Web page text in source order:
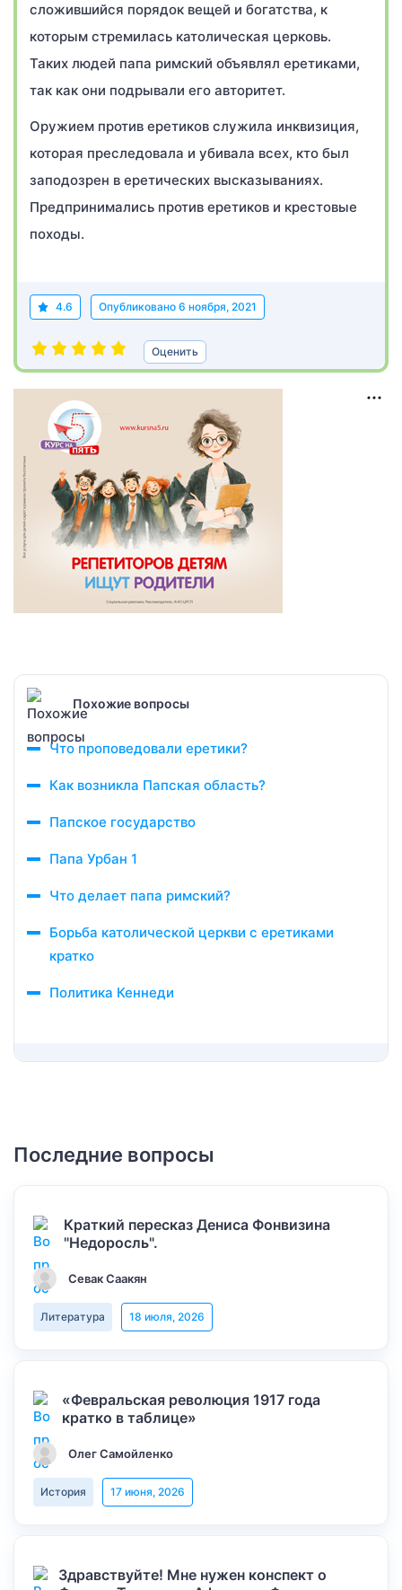
сложившийся порядок вещей и богатства, к
которым стремилась католическая церковь.
Таких людей папа римский объявлял еретиками,
так как они подрывали его авторитет.
Оружием против еретиков служила инквизиция,
которая преследовала и убивала всех, кто был
заподозрен в еретических высказываниях.
Предпринимались против еретиков и крестовые
походы.
4.6 Опубликовано 6 ноября, 2021
Оценить
Похожие вопросы
Что проповедовали еретики?
Как возникла Папская область?
Папское государство
Папа Урбан 1
Что делает папа римский?
Борьба католической церкви с еретиками
кратко
Политика Кеннеди
Последние вопросы
Краткий пересказ Дениса Фонвизина
"Недоросль".
Севак Саакян
Литература 18 июля, 2026
«Февральская революция 1917 года
кратко в таблице»
Олег Самойленко
История 17 июня, 2026
Здравствуйте! Мне нужен конспект о